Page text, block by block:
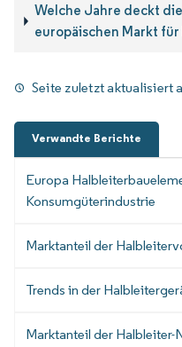
Welche Jahre deckt
europäischen Markt
Seite zuletzt aktualisiert
Verwandte Berichte
Europa
Konsumgüterindustrie
Marktanteil der
Trends in der
Marktanteil der Halbleiter-